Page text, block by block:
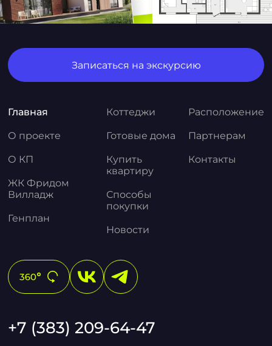
Записаться на экскурсию
Главная
О проекте
О КП
ЖК Фридом
Вилладж
Генплан
Коттеджи
Готовые дома
Купить
квартиру
Способы
покупки
Новости
Расположение
Партнерам
Контакты
+7 (383) 209-64-47